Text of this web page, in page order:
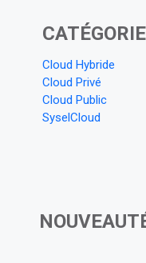
Cloud Hybride
Cloud Privé
Cloud Public
SyselCloud